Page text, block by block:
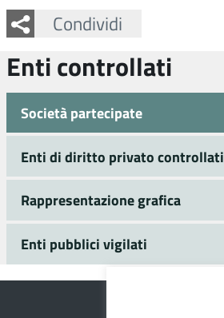
Condividi
Facebook
Twitter
Whatsapp
Enti controllati
Società partecipate
Enti di diritto privato controllati
Rappresentazione grafica
Enti pubblici vigilati